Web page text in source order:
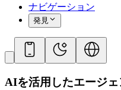
ナビゲーション
発見
AIを活用したエージ